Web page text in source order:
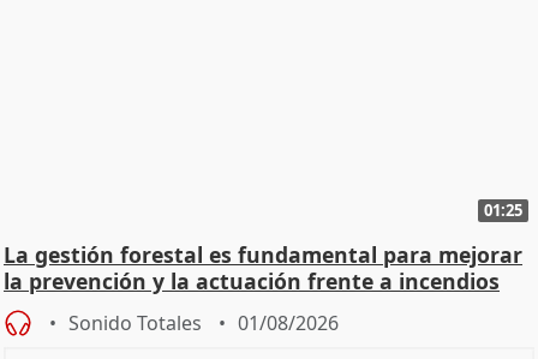
01:25
La gestión forestal es fundamental para mejorar
la prevención y la actuación frente a incendios
Sonido Totales 01/08/2026